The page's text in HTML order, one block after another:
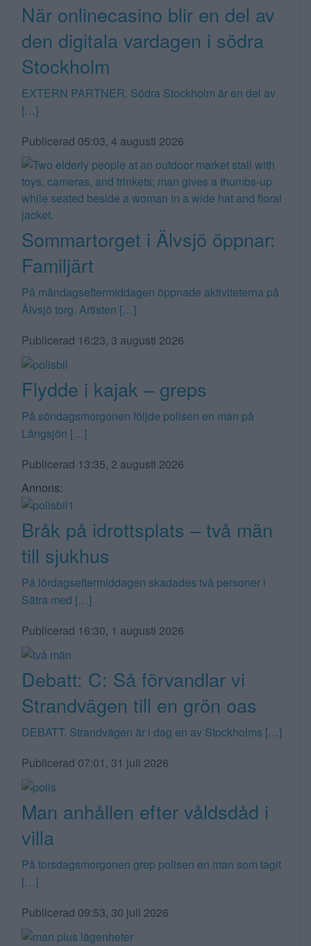
När onlinecasino blir en del av
den digitala vardagen i södra
Stockholm
EXTERN PARTNER. Södra Stockholm är en del av
[…]
Publicerad 05:03, 4 augusti 2026
Sommartorget i Älvsjö öppnar:
Familjärt
På måndagseftermiddagen öppnade aktiviteterna på
Älvsjö torg. Artisten […]
Publicerad 16:23, 3 augusti 2026
Flydde i kajak – greps
På söndagsmorgonen följde polisen en man på
Långsjön […]
Publicerad 13:35, 2 augusti 2026
Annons:
Bråk på idrottsplats – två män
till sjukhus
På lördagseftermiddagen skadades två personer i
Sätra med […]
Publicerad 16:30, 1 augusti 2026
Debatt: C: Så förvandlar vi
Strandvägen till en grön oas
DEBATT. Strandvägen är i dag en av Stockholms […]
Publicerad 07:01, 31 juli 2026
Man anhållen efter våldsdåd i
villa
På torsdagsmorgonen grep polisen en man som tagit
[…]
Publicerad 09:53, 30 juli 2026